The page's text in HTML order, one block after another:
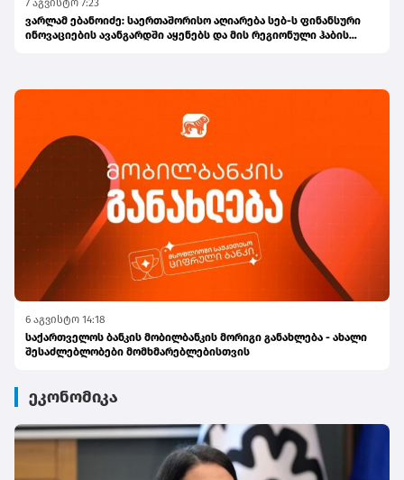
7 აგვისტო 7:23
ვარლამ ებანოიძე: საერთაშორისო აღიარება სებ-ს ფინანსური
ინოვაციების ავანგარდში აყენებს და მის რეგიონული ჰაბის
6 აგვისტო 14:18
საქართველოს ბანკის მობილბანკის მორიგი განახლება - ახალი
შესაძლებლობები მომხმარებლებისთვის
ეკონომიკა